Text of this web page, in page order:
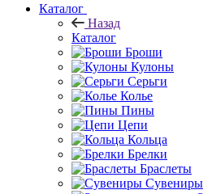
Каталог
Назад
Каталог
Броши
Кулоны
Серьги
Колье
Пины
Цепи
Кольца
Брелки
Браслеты
Сувениры